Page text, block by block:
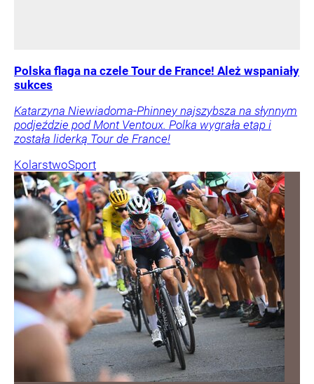
Polska flaga na czele Tour de France! Ależ wspaniały
sukces
Katarzyna Niewiadoma-Phinney najszybsza na słynnym
podjeździe pod Mont Ventoux. Polka wygrała etap i
została liderką Tour de France!
KolarstwoSport